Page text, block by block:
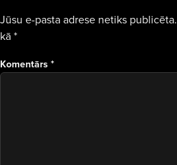
Jūsu e-pasta adrese netiks publicēta.
kā*
Komentārs *